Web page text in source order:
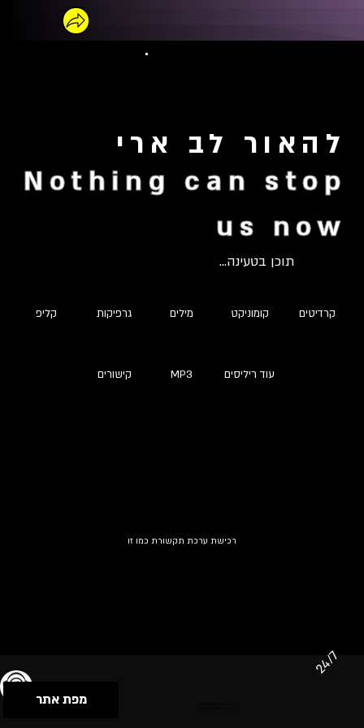
להאור לב ארי
Nothing can stop
us now
תוכן בטעינה...
קליפ גרפיקות מילים קומוניקט קרדיטים
קישורים MP3 עוד ריליסים
רכישת ערכת תקשורת כמו זו
מפת אתר
24/7